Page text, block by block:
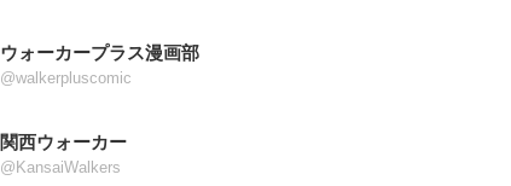
ウォーカープラス漫画部
@walkerpluscomic
関西ウォーカー
@KansaiWalkers